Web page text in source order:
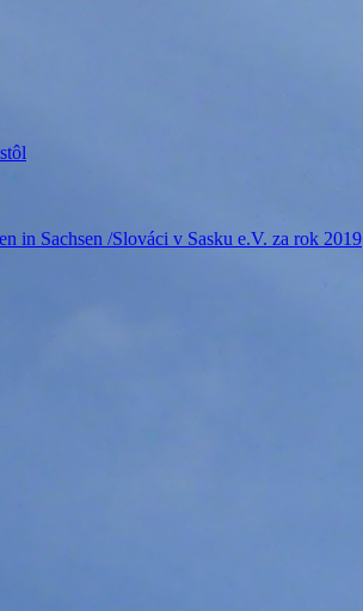
in Sachsen /Slováci v Sasku e.V. za rok 2019